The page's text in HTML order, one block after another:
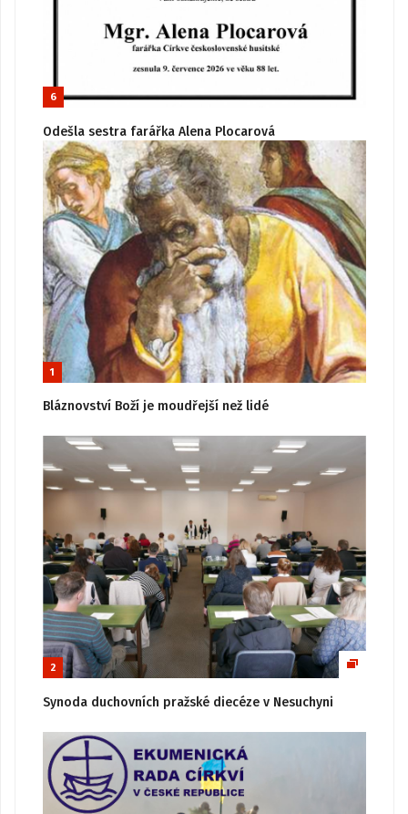
6
Odešla sestra farářka Alena Plocarová
1
Bláznovství Boží je moudřejší než lidé
2
Synoda duchovních pražské diecéze v Nesuchyni